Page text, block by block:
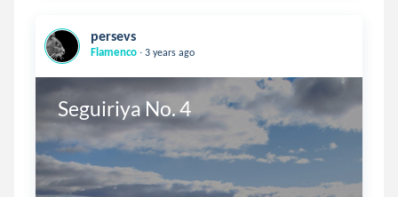
persevs
Flamenco . 3 years ago
Seguiriya No. 4